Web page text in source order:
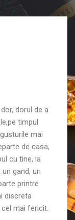
dorul de a
timpul
mai
de casa,
cu tine, la
gand, un
printre
discreta
mai fericit.